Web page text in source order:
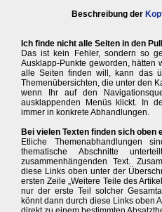
Beschreibung der
Ich finde nicht alle Seiten in den
Das ist kein Fehler, sondern so
Ausklapp-Punkte geworden, hätten
alle Seiten finden will, kann das
Themenübersichten, die unter den
wenn Ihr auf den
ausklappenden Menüs klickt. In
immer in konkrete Abhandlungen.
Bei vielen Texten finden sich oben
Etliche Themenabhandlungen
thematische Abschnitte
zusammenhängenden Text.
diese Links oben unter der
ersten Zeile „Weitere Teile des
nur der erste Teil solcher
könnt dann durch diese Links oben